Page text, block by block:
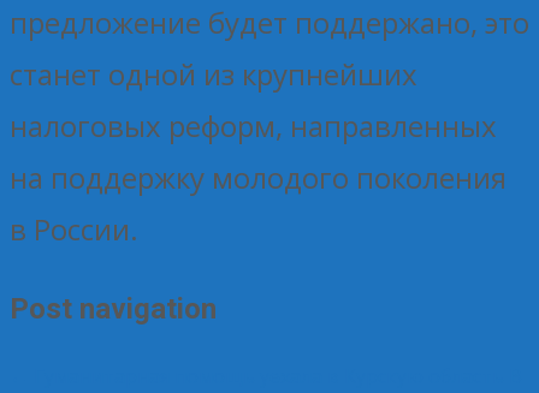
предложение будет поддержано, это
станет одной из крупнейших
налоговых реформ, направленных
на поддержку молодого поколения
в России.
Post navigation